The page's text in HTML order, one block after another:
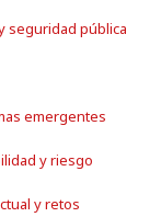
seguridad pública
emergentes
y riesgo
y retos